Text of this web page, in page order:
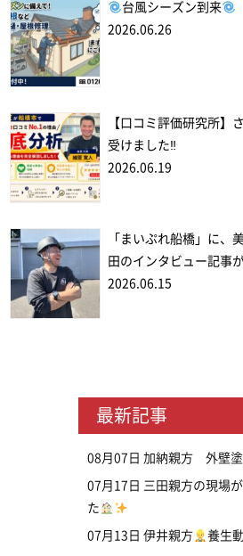
台風シーズン到来
2026.06.26
【口コミ評価研究所】
受けました‼
2026.06.19
「まいぷれ船橋」に、
田のインタビュー記事
2026.06.15
最新記事
08月07日 加納親方 外壁塗
07月17日 三田親方の現場
た
07月13日 伊井親方 養生